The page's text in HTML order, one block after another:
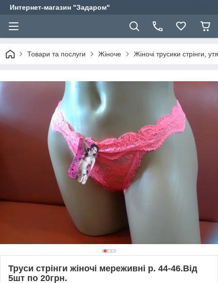
Интернет-магазин "Задаром"
Товари та послуги Жіноче Жіночі трусики стрінги,
Труси стрінги жіночі мереживні р. 44-46.Від
5шт по 20грн.